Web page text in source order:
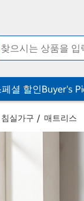
셜 할인Buyer's
침실가구 매트리스